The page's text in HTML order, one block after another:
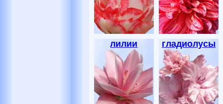
лилии гладиолусы